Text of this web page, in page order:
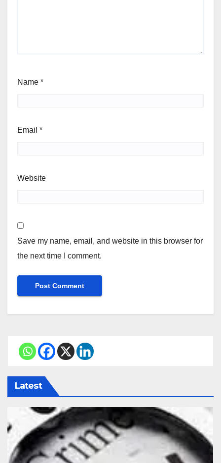
Name *
Email *
Website
Save my name, email, and website in this browser for
the next time I comment.
Latest